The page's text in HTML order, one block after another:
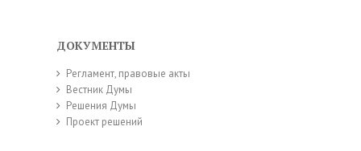
ДОКУМЕНТЫ
Регламент, правовые акты
Вестник Думы
Решения Думы
Проект решений